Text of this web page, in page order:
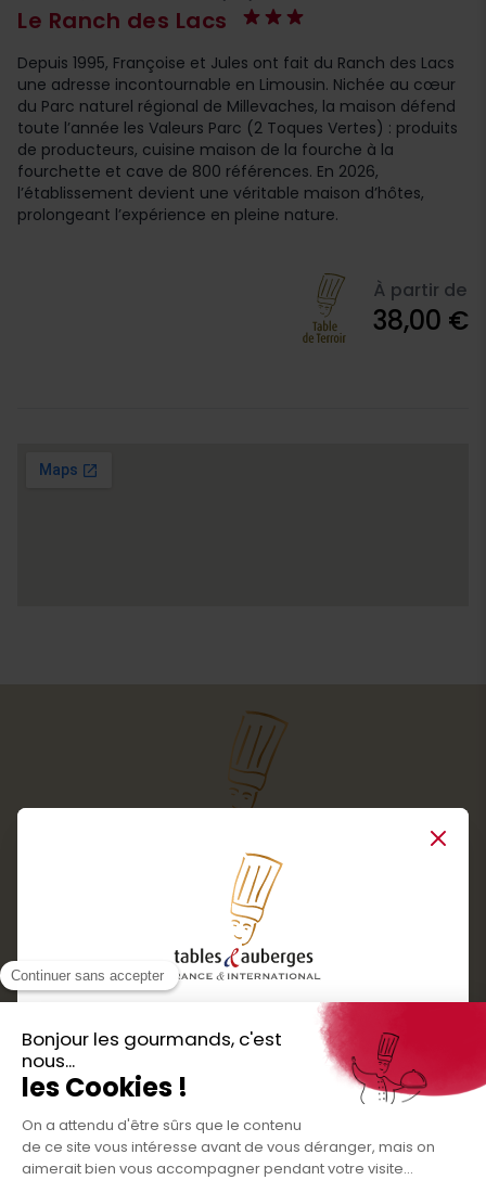
Le Ranch des Lacs
Depuis 1995, Françoise et Jules ont fait du Ranch des Lacs
une adresse incontournable en Limousin. Nichée au cœur
du Parc naturel régional de Millevaches, la maison défend
toute l’année les Valeurs Parc (2 Toques Vertes) : produits
de producteurs, cuisine maison de la fourche à la
fourchette et cave de 800 références. En 2026,
l’établissement devient une véritable maison d’hôtes,
prolongeant l’expérience en pleine nature.
À partir de
38,00 €
Services
Routes gourmandes
Partenaires
Presse
Créer votre espace personnel
Informations légales
Close
Téléchargez
l'application gratuite !
Nos bons plans et découvertes
gourmandes à vivre en famille et entre
amis